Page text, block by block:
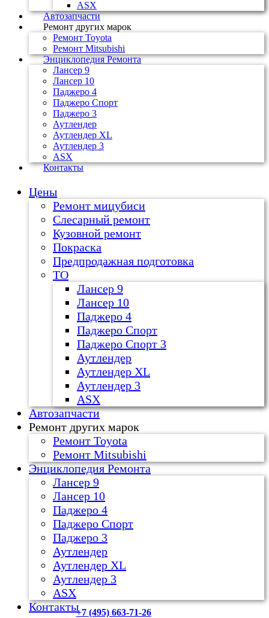
ASX
Автозапчасти
Ремонт других марок
Ремонт Toyota
Ремонт Mitsubishi
Энциклопедия Ремонта
Лансер 9
Лансер 10
Паджеро 4
Паджеро Спорт
Паджеро 3
Аутлендер
Аутлендер ХL
Аутлендер 3
ASX
Контакты
Цены
Ремонт мицубиси
Слесарный ремонт
Кузовной ремонт
Покраска
Предпродажная подготовка
ТО
Лансер 9
Лансер 10
Паджеро 4
Паджеро Спорт
Паджеро Спорт 3
Аутлендер
Аутлендер ХL
Аутлендер 3
ASX
Автозапчасти
Ремонт других марок
Ремонт Toyota
Ремонт Mitsubishi
Энциклопедия Ремонта
Лансер 9
Лансер 10
Паджеро 4
Паджеро Спорт
Паджеро 3
Аутлендер
Аутлендер ХL
Аутлендер 3
ASX
Контакты+7 (495) 663-71-26